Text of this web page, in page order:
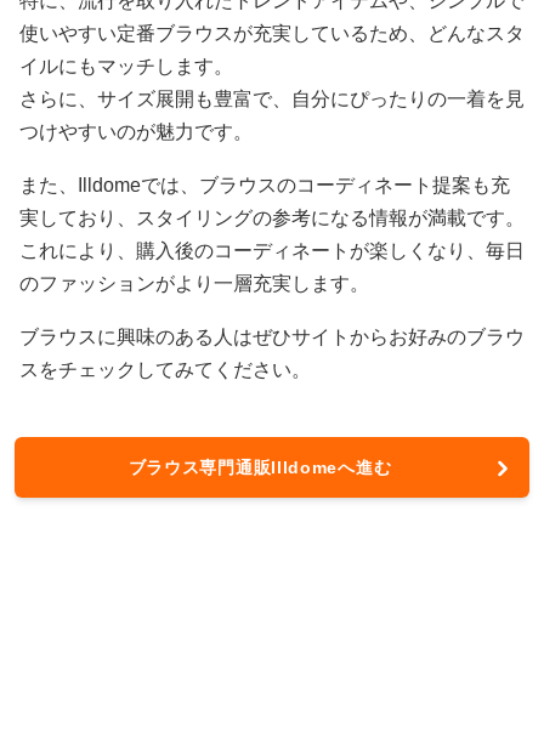
使いやすい定番ブラウスが充実しているため、どんなスタ
イルにもマッチします。
さらに、サイズ展開も豊富で、自分にぴったりの一着を見
つけやすいのが魅力です。
また、Illdomeでは、ブラウスのコーディネート提案も充
実しており、スタイリングの参考になる情報が満載です。
これにより、購入後のコーディネートが楽しくなり、毎日
のファッションがより一層充実します。
ブラウスに興味のある人はぜひサイトからお好みのブラウ
スをチェックしてみてください。
ブラウス専門通販Illdomeへ進む